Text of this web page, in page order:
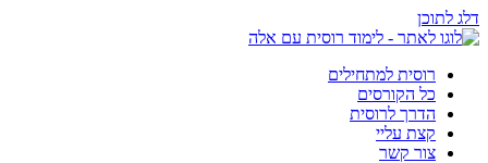
דלג לתוכן
רוסית למתחילים
כל הקורסים
הדרך לרוסית
קצת עליי
צור קשר